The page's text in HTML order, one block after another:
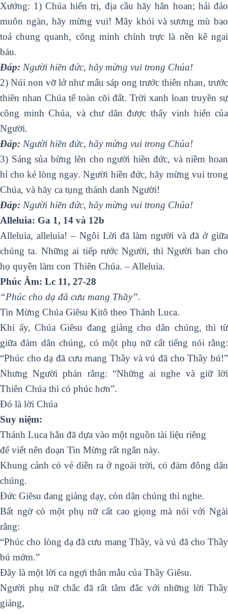
Xướng: 1) Chúa hiển trị, địa cầu hãy hân hoan; hải đảo
muôn ngàn, hãy mừng vui! Mây khói và sương mù bao
toả chung quanh, công minh chính trực là nền kê ngai
báu.
Ðáp: Người hiền đức, hãy mừng vui trong Chúa!
2) Núi non vỡ lở như mẩu sáp ong trước thiên nhan, trước
thiên nhan Chúa tể toàn cõi đất. Trời xanh loan truyền sự
công minh Chúa, và chư dân được thấy vinh hiển của
Người.
Ðáp: Người hiền đức, hãy mừng vui trong Chúa!
3) Sáng sủa bừng lên cho người hiền đức, và niềm hoan
hỉ cho kẻ lòng ngay. Người hiền đức, hãy mừng vui trong
Chúa, và hãy ca tụng thánh danh Người!
Ðáp: Người hiền đức, hãy mừng vui trong Chúa!
Alleluia: Ga 1, 14 và 12b
Alleluia, alleluia! – Ngôi Lời đã làm người và đã ở giữa
chúng ta. Những ai tiếp rước Người, thì Người ban cho
họ quyền làm con Thiên Chúa. – Alleluia.
Phúc Âm: Lc 11, 27-28
“Phúc cho dạ đã cưu mang Thầy”.
Tin Mừng Chúa Giêsu Kitô theo Thánh Luca.
Khi ấy, Chúa Giêsu đang giảng cho dân chúng, thì từ
giữa đám dân chúng, có một phụ nữ cất tiếng nói rằng:
“Phúc cho dạ đã cưu mang Thầy và vú đã cho Thầy bú!”
Nhưng Người phán rằng: “Những ai nghe và giữ lời
Thiên Chúa thì có phúc hơn”.
Ðó là lời Chúa
Suy niệm:
Thánh Luca hẳn đã dựa vào một nguồn tài liệu riêng
để viết nên đoạn Tin Mừng rất ngắn này.
Khung cảnh có vẻ diễn ra ở ngoài trời, có đám đông dân
chúng.
Đức Giêsu đang giảng dạy, còn dân chúng thì nghe.
Bất ngờ có một phụ nữ cất cao giọng mà nói với Ngài
rằng:
“Phúc cho lòng dạ đã cưu mang Thầy, và vú đã cho Thầy
bú mớm.”
Đây là một lời ca ngợi thân mẫu của Thầy Giêsu.
Người phụ nữ chắc đã rất tâm đắc với những lời Thầy
giảng,